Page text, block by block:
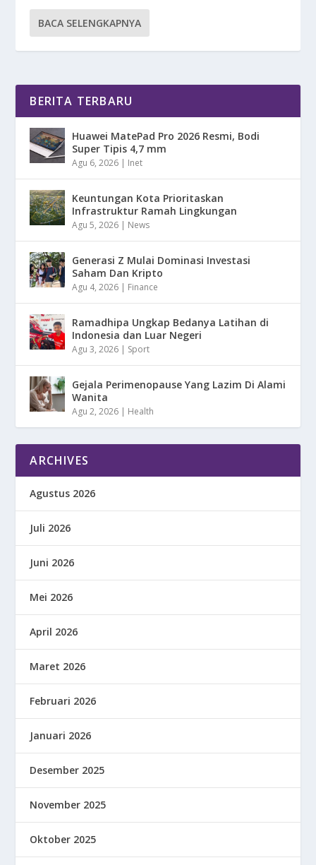
BACA SELENGKAPNYA
BERITA TERBARU
Huawei MatePad Pro 2026 Resmi, Bodi
Super Tipis 4,7 mm
Agu 6, 2026 | Inet
Keuntungan Kota Prioritaskan
Infrastruktur Ramah Lingkungan
Agu 5, 2026 | News
Generasi Z Mulai Dominasi Investasi
Saham Dan Kripto
Agu 4, 2026 | Finance
Ramadhipa Ungkap Bedanya Latihan di
Indonesia dan Luar Negeri
Agu 3, 2026 | Sport
Gejala Perimenopause Yang Lazim Di Alami
Wanita
Agu 2, 2026 | Health
ARCHIVES
Agustus 2026
Juli 2026
Juni 2026
Mei 2026
April 2026
Maret 2026
Februari 2026
Januari 2026
Desember 2025
November 2025
Oktober 2025